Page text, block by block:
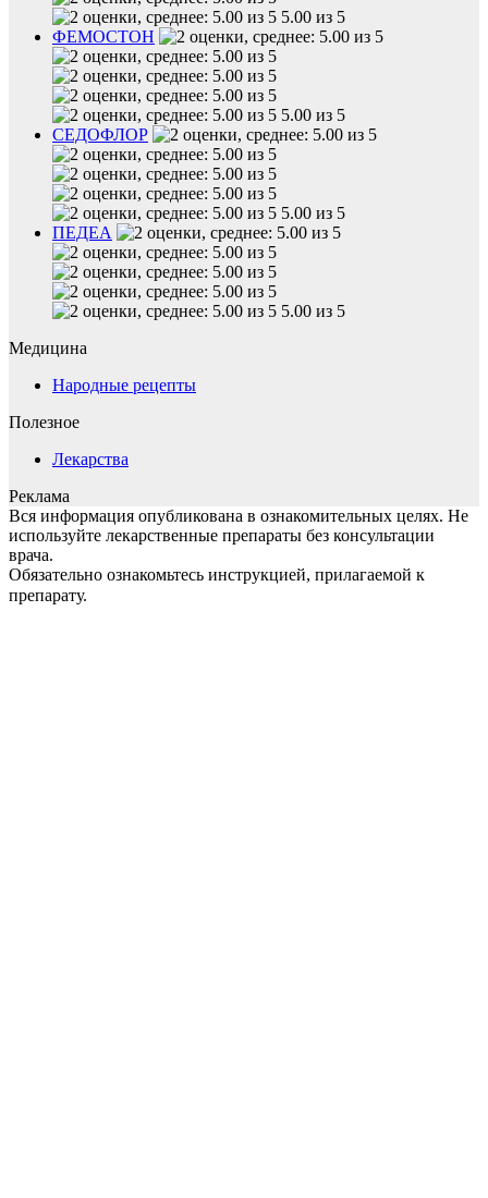
5.00 из 5
ФЕМОСТОН
5.00 из 5
СЕДОФЛОР
5.00 из 5
ПЕДЕА
5.00 из 5
Медицина
Народные рецепты
Полезное
Лекарства
Реклама
Вся информация опубликована в ознакомительных целях. Не
используйте лекарственные препараты без консультации
врача.
Обязательно ознакомьтесь инструкцией, прилагаемой к
препарату.